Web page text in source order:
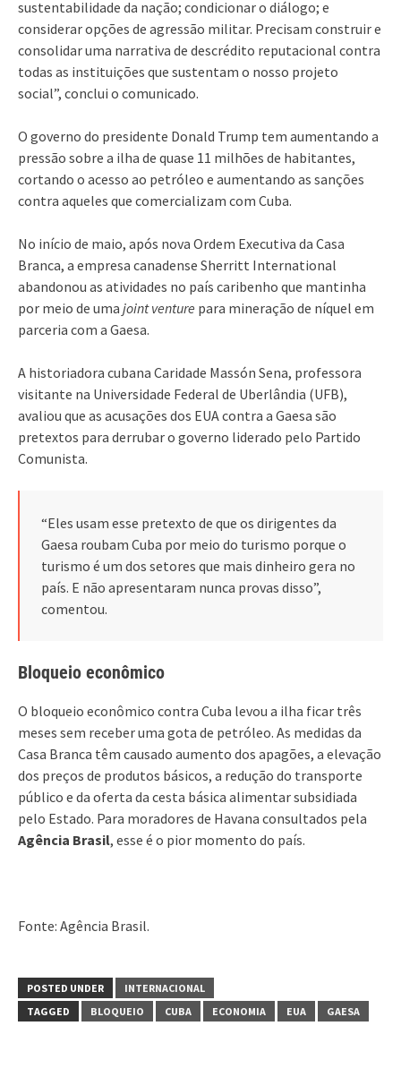
sustentabilidade da nação; condicionar o diálogo; e
considerar opções de agressão militar. Precisam construir e
consolidar uma narrativa de descrédito reputacional contra
todas as instituições que sustentam o nosso projeto
social”, conclui o comunicado.
O governo do presidente Donald Trump tem aumentando a
pressão sobre a ilha de quase 11 milhões de habitantes,
cortando o acesso ao petróleo e aumentando as sanções
contra aqueles que comercializam com Cuba.
No início de maio, após nova Ordem Executiva da Casa
Branca, a empresa canadense Sherritt International
abandonou as atividades no país caribenho que mantinha
por meio de uma joint venture para mineração de níquel em
parceria com a Gaesa.
A historiadora cubana Caridade Massón Sena, professora
visitante na Universidade Federal de Uberlândia (UFB),
avaliou que as acusações dos EUA contra a Gaesa são
pretextos para derrubar o governo liderado pelo Partido
Comunista.
“Eles usam esse pretexto de que os dirigentes da
Gaesa roubam Cuba por meio do turismo porque o
turismo é um dos setores que mais dinheiro gera no
país. E não apresentaram nunca provas disso”,
comentou.
Bloqueio econômico
O bloqueio econômico contra Cuba levou a ilha ficar três
meses sem receber uma gota de petróleo. As medidas da
Casa Branca têm causado aumento dos apagões, a elevação
dos preços de produtos básicos, a redução do transporte
público e da oferta da cesta básica alimentar subsidiada
pelo Estado. Para moradores de Havana consultados pela
Agência Brasil, esse é o pior momento do país.
Fonte: Agência Brasil.
POSTED UNDER
INTERNACIONAL
TAGGED
BLOQUEIO CUBA ECONOMIA EUA GAESA